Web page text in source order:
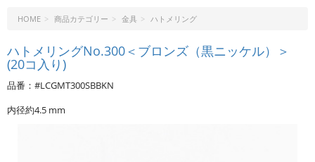
ラ
ト・
ド
ッ
ト・
ジ
HOME 商品カテゴリー 金具 ハトメリング
ハトメリングNo.300＜ブロンズ（黒ニッケル）＞
(20コ入り)
品番：#LCGMT300SBBKN
内径約4.5 mm